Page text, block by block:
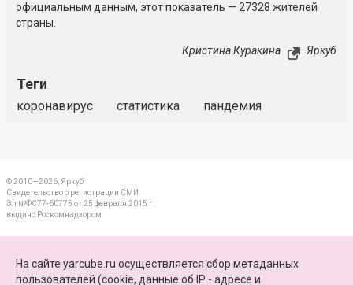
официальным данным, этот показатель — 27328 жителей
страны.
Кристина Куракина Яркуб
Теги
коронавирус статистика пандемия
© 2010—2026, Яркуб
Свидетельство о регистрации СМИ:
Эл №ФС77-60775 от 25 февраля 2015 г.
выдано Роскомнадзором
ПАРТНЕРЫ
На сайте yarcube.ru осуществляется сбор метаданных
пользователей (cookie, данные об IP - адресе и